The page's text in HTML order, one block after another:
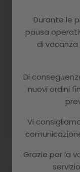
Durante le
pausa
di
Di
nuovi ordini
Vi
Grazie per la
ARTIC-460 BLACK